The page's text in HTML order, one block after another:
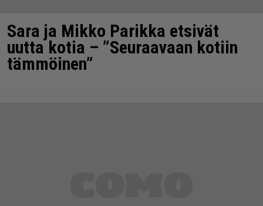
Sara ja Mikko Parikka etsivät
uutta kotia – ”Seuraavaan kotiin
tämmöinen”